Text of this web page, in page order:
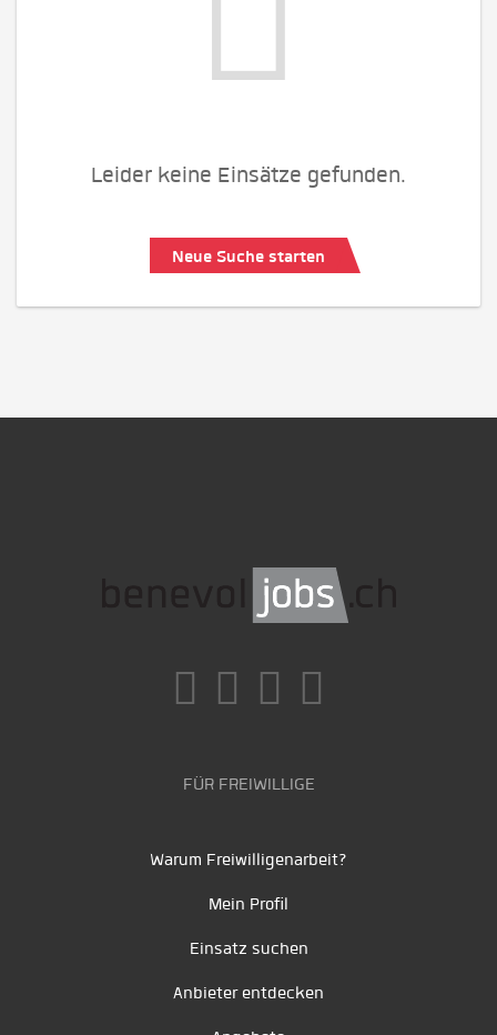
Leider keine Einsätze gefunden.
Neue Suche starten
FÜR FREIWILLIGE
Warum Freiwilligenarbeit?
Mein Profil
Einsatz suchen
Anbieter entdecken